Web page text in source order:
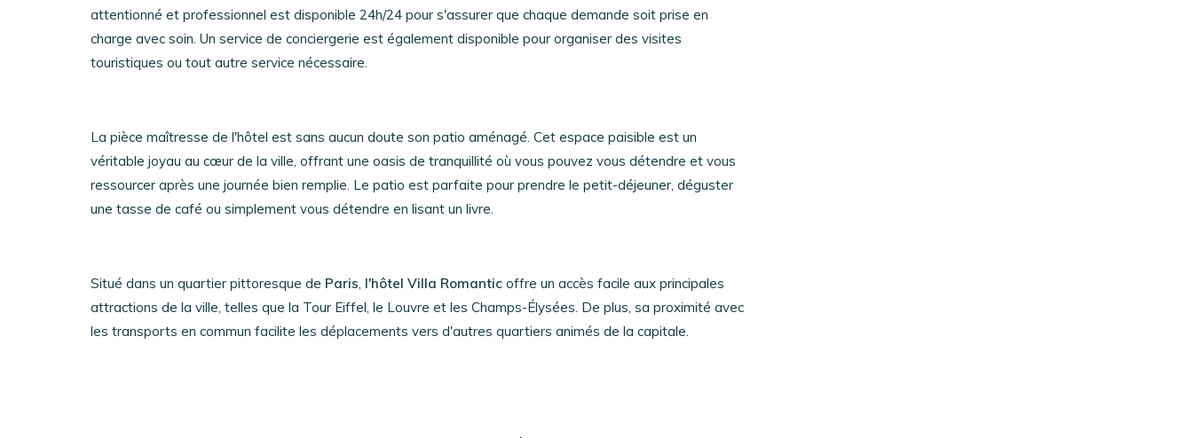
attentionné et professionnel est disponible 24h/24 pour s'assurer que chaque demande soit prise en
charge avec soin. Un service de conciergerie est également disponible pour organiser des visites
touristiques ou tout autre service nécessaire.
La pièce maîtresse de l'hôtel est sans aucun doute son patio aménagé. Cet espace paisible est un
véritable joyau au cœur de la ville, offrant une oasis de tranquillité où vous pouvez vous détendre et vous
ressourcer après une journée bien remplie. Le patio est parfaite pour prendre le petit-déjeuner, déguster
une tasse de café ou simplement vous détendre en lisant un livre.
Situé dans un quartier pittoresque de Paris l'hôtel Villa Romantic offre un accès facile aux principales
attractions de la ville, telles que la Tour Eiffel, le Louvre et les Champs-Élysées. De plus, sa proximité avec
les transports en commun facilite les déplacements vers d'autres quartiers animés de la capitale.